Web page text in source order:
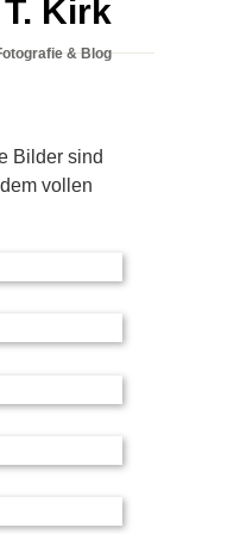
Kirk
& Blog
Bilder sind
vollen